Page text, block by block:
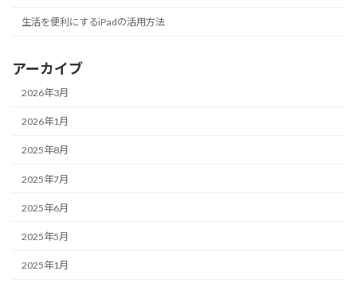
生活を便利にするiPadの活用方法
アーカイブ
2026年3月
2026年1月
2025年8月
2025年7月
2025年6月
2025年5月
2025年1月